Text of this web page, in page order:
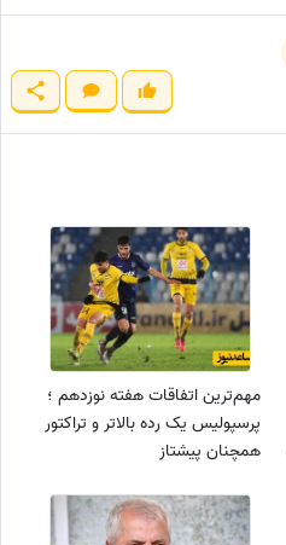
مهم‌ترین اتفاقات هفته نوزدهم ؛
پرسپولیس یک رده بالاتر و تراکتور
همچنان پیشتاز